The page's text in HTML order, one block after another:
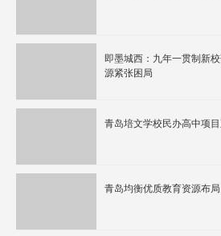
即墨城西：九年一贯制新
源紧张困局
青岛培文学校民办高中项
青岛均衡优质教育资源布局